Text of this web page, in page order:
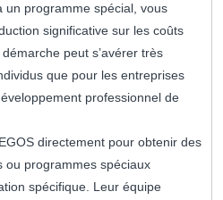
un programme spécial, vous
significative sur les coûts
peut s’avérer très
que pour les entreprises
professionnel de
directement pour obtenir des
ou programmes spéciaux
spécifique. Leur équipe